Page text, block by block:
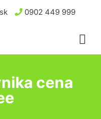
0902 449 999
cena